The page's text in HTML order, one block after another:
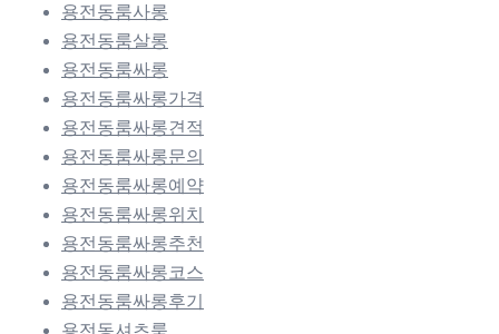
용전동룸사롱
용전동룸살롱
용전동룸싸롱
용전동룸싸롱가격
용전동룸싸롱견적
용전동룸싸롱문의
용전동룸싸롱예약
용전동룸싸롱위치
용전동룸싸롱추천
용전동룸싸롱코스
용전동룸싸롱후기
용전동셔츠룸